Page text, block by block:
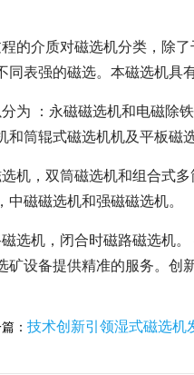
的介质对磁选机分类，除
表强的磁选。本磁选机具
为 ：永磁磁选机和电磁除
筒辊式磁选机机及平板磁选
机，双筒磁选机和组合式
磁磁选机和强磁磁选机。
选机，闭合时磁路磁选机
设备提供精准的服务。
： 技术创新引领湿式磁选机